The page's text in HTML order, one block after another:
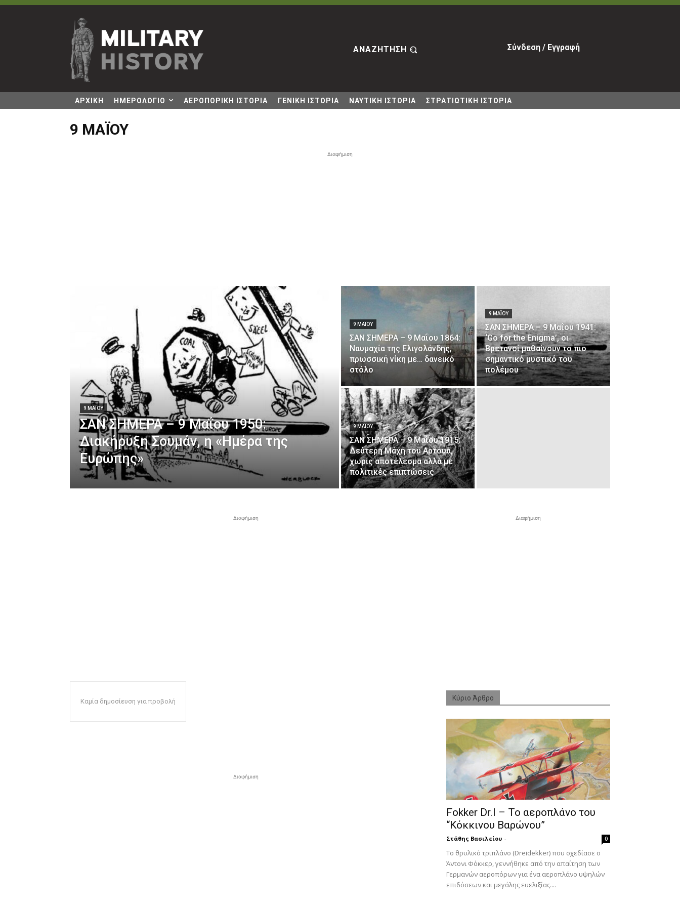
ΑΝΑΖΗΤΗΣΗ Σύνδεση / Εγγραφή
ΑΡΧΙΚΗ ΗΜΕΡΟΛΟΓΙΟ ΑΕΡΟΠΟΡΙΚΗ ΙΣΤΟΡΙΑ ΓΕΝΙΚΗ ΙΣΤΟΡΙΑ ΝΑΥΤΙΚΗ ΙΣΤΟΡΙΑ ΣΤΡΑΤΙΩΤΙΚΗ ΙΣΤΟΡΙΑ
9 ΜΑΪ́ΟΥ
Διαφήμιση
9 ΜΑΪ́ΟΥ
ΣΑΝ ΣΗΜΕΡΑ – 9 Μαΐου 1950:
Διακήρυξη Σουμάν, η «Ημέρα της
Ευρώπης»
9 ΜΑΪ́ΟΥ
ΣΑΝ ΣΗΜΕΡΑ – 9 Μαΐου 1864:
Ναυμαχία της Ελιγολάνδης,
πρωσσική νίκη με… δανεικό
στόλο
9 ΜΑΪ́ΟΥ
ΣΑΝ ΣΗΜΕΡΑ – 9 Μαΐου 1941:
‘Go for the Enigma’, οι
Βρετανοί μαθαίνουν το πιο
σημαντικό μυστικό του
πολέμου
9 ΜΑΪ́ΟΥ
ΣΑΝ ΣΗΜΕΡΑ – 9 Μαΐου 1915:
Δεύτερη Μάχη του Αρτουά,
χωρίς αποτέλεσμα αλλά με
πολιτικές επιπτώσεις
Διαφήμιση
Καμία δημοσίευση για προβολή
Διαφήμιση
Διαφήμιση
Κύριο Άρθρο
Fokker Dr.I – To αεροπλάνο του
“Κόκκινου Βαρώνου”
Στάθης Βασιλείου - 0
Tο θρυλικό τριπλάνο (Dreidekker) που σχεδίασε ο
Άντονι Φόκκερ, γεννήθηκε από την απαίτηση των
Γερμανών αεροπόρων για ένα αεροπλάνο υψηλών
επιδόσεων και μεγάλης ευελιξίας....